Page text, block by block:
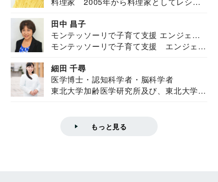
田中 昌子
モンテッソーリで子育て支援 エンジェル
ズハウス研究所所長
モンテッソーリで子育て支援 エンジェル
細田 千尋
医学博士・認知科学者・脳科学者
東北大学加齢医学研究所及び、東北大学大
もっと見る